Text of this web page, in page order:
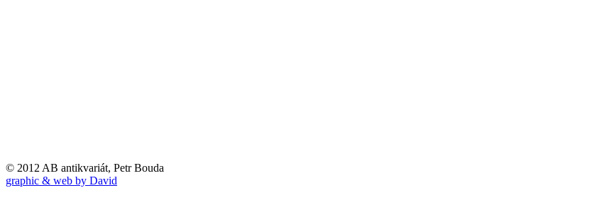
© 2012 AB antikvariát, Petr Bouda
graphic & web by David